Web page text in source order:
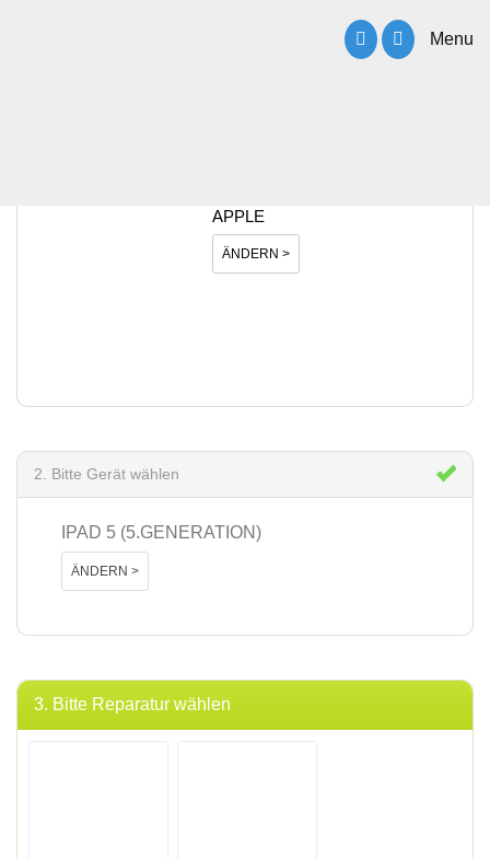
Menu
APPLE
ÄNDERN >
2. Bitte Gerät wählen
IPAD 5 (5.GENERATION)
ÄNDERN >
3. Bitte Reparatur wählen